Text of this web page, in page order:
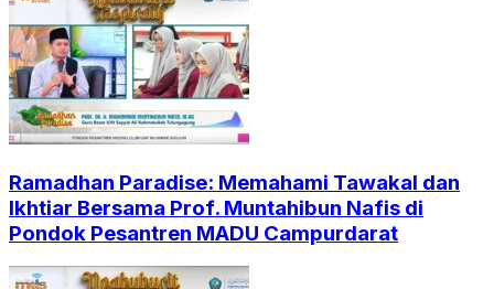
Ramadhan Paradise: Memahami Tawakal dan
Ikhtiar Bersama Prof. Muntahibun Nafis di
Pondok Pesantren MADU Campurdarat